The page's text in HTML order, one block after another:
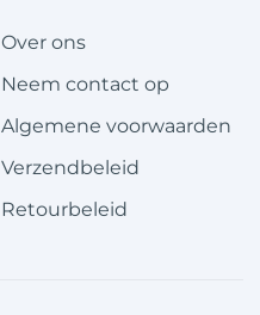
Over ons
Neem contact op
Algemene voorwaarden
Verzendbeleid
Retourbeleid